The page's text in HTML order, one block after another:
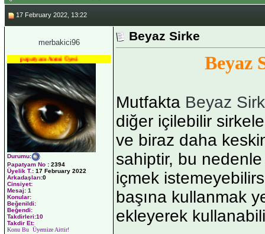
17 February 2022, 13:22
merbakici96
papatyam Acemi Üyesi
Durumu:
Papatyam No : 2394
Üyelik T.: 17 February 2022
Arkadaşları:0
Cinsiyet:
Mesaj: 1
Konular:
Beğenildi:
Beğendi:
Takdirleri:10
Takdir Et:
Konu Bu Üyemize Aittir!
Beyaz Sirke
Beyaz
Mutfakta Beyaz
diğer içilebilir
ve biraz daha
sahiptir, bu
içmek
başına kullanmak
ekleyerek